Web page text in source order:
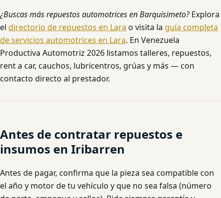
¿Buscas más repuestos automotrices en Barquisimeto?Explora
el directorio de repuestos en Lara o visita la guía completa
de servicios automotrices en Lara. En Venezuela
Productiva Automotriz 2026 listamos talleres, repuestos,
rent a car, cauchos, lubricentros, grúas y más — con
contacto directo al prestador.
Antes de contratar repuestos e
insumos en Iribarren
Antes de pagar, confirma que la pieza sea compatible con
el año y motor de tu vehículo y que no sea falsa (número